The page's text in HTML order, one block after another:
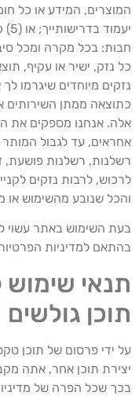
המידע או כל
בדרישותייך; או (5) כל תקלות בשירותים יתוקנו.
בכל מקרה ומכל סיבה
נזק, ישיר או עקיף,
מיוחדים שיגרמו לך
ממתן השירותים או
אנחנו מספקים את
עד לגבול המותר
רשלנות פושעת,
לרבות נזקים
שנובע מהשימוש או
השימוש באתר עשוי
למדיניות הפרטיות
שימוש
גולשים
ידי פרסום של תוכן
תוכן אחר, אתה
שכל הפרה של מדיניות